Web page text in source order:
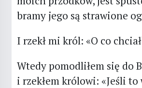
bramy jego są strawione
I rzekł mi król: «O co
Wtedy pomodliłem się do
i rzekłem królowi: «Jeśli to